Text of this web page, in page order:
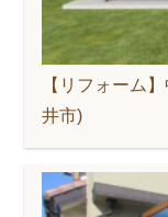
【リフォーム
井市)